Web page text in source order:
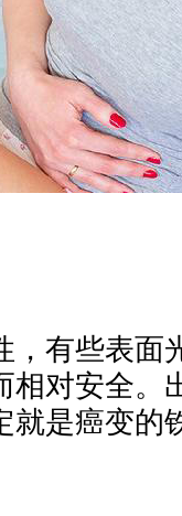
，有些表面
相对安全。
就是癌变的